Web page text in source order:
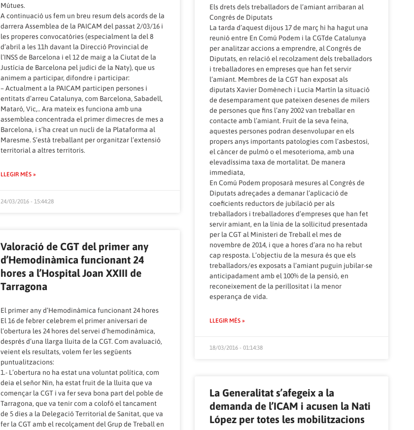
Mútues.
A continuació us fem un breu resum dels acords de la
darrera Assemblea de la PAICAM del passat 2/03/16 i
les properes convocatòries (especialment la del 8
d’abril a les 11h davant la Direcció Provincial de
l’INSS de Barcelona i el 12 de maig a la Ciutat de la
Justícia de Barcelona pel judici de la Naty), que us
animem a participar, difondre i participar:
– Actualment a la PAICAM participen persones i
entitats d’arreu Catalunya, com Barcelona, Sabadell,
Mataró, Vic,.. Ara mateix es funciona amb una
assemblea concentrada el primer dimecres de mes a
Barcelona, i s’ha creat un nucli de la Plataforma al
Maresme. S’està treballant per organitzar l’extensió
territorial a altres territoris.
LLEGIR MÉS »
24/03/2016 - 15:44:28
Els drets dels treballadors de l’amiant arribaran al
Congrés de Diputats
La tarda d’aquest dijous 17 de març hi ha hagut una
reunió entre En Comú Podem i la CGTde Catalunya
per analitzar accions a emprendre, al Congrés de
Diputats, en relació el recolzament dels treballadors
i treballadores en empreses que han fet servir
l’amiant. Membres de la CGT han exposat als
diputats Xavier Domènech i Lucia Martín la situació
de desemparament que pateixen desenes de milers
de persones que fins l’any 2002 van treballar en
contacte amb l’amiant. Fruit de la seva feina,
aquestes persones podran desenvolupar en els
propers anys importants patologies com l’asbestosi,
el càncer de pulmó o el mesoterioma, amb una
elevadíssima taxa de mortalitat. De manera
immediata,
En Comú Podem proposarà mesures al Congrés de
Diputats adreçades a demanar l’aplicació de
coeficients reductors de jubilació per als
treballadors i treballadores d’empreses que han fet
servir amiant, en la línia de la sol·licitud presentada
per la CGT al Ministeri de Treball el mes de
novembre de 2014, i que a hores d’ara no ha rebut
cap resposta. L’objectiu de la mesura és que els
treballadors/es exposats a l’amiant puguin jubilar-se
anticipadament amb el 100% de la pensió, en
reconeixement de la perillositat i la menor
esperança de vida.
LLEGIR MÉS »
18/03/2016 - 01:14:38
Valoració de CGT del primer any
d’Hemodinàmica funcionant 24
hores a l’Hospital Joan XXIII de
Tarragona
El primer any d’Hemodinàmica funcionant 24 hores
El 16 de febrer celebrem el primer aniversari de
l’obertura les 24 hores del servei d’hemodinàmica,
després d’una llarga lluita de la CGT. Com avaluació,
veient els resultats, volem fer les següents
puntualitzacions:
1.- L’obertura no ha estat una voluntat política, com
deia el señor Nin, ha estat fruit de la lluita que va
començar la CGT i va fer seva bona part del poble de
Tarragona, que va tenir com a colofó el tancament
de 5 dies a la Delegació Territorial de Sanitat, que va
fer la CGT amb el recolçament del Grup de Treball en
La Generalitat s’afegeix a la
demanda de l’ICAM i acusen la Nati
López per totes les mobilitzacions